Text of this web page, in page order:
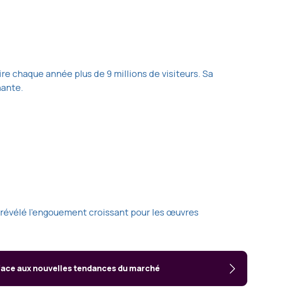
chaque année plus de 9 millions de visiteurs. Sa
l’engouement croissant pour les œuvres
aux nouvelles tendances du marché